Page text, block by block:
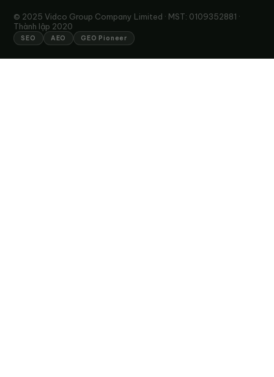
© 2025 Vidco Group Company Limited · MST: 0109352881 ·
Thành lập 2020
SEO AEO GEO Pioneer